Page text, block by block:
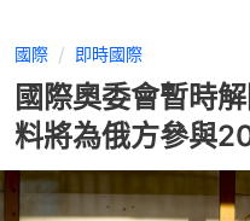
國際 即時國際
國際奧委會暫時
料將為俄方參與